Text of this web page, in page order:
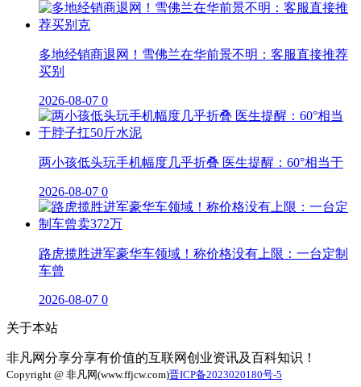
多地经销商退网！雪佛兰在华前景不明：客服直接推荐
买别
2026-08-07 0
两小孩低头玩手机幅度几乎折叠 医生提醒：60°相当于
2026-08-07 0
路虎揽胜进军豪华车领域！称价格没有上限：一台定制
车曾
2026-08-07 0
关于本站
非凡网分享分享有价值的互联网创业资讯及百科知识！
Copyright @ 非凡网(www.ffjcw.com)晋ICP备2023020180号-5